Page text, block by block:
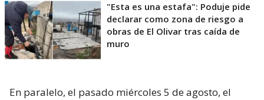
"Esta es una estafa": Poduje pide
declarar como zona de riesgo a
obras de El Olivar tras caída de
muro
En paralelo, el pasado miércoles 5 de agosto, el